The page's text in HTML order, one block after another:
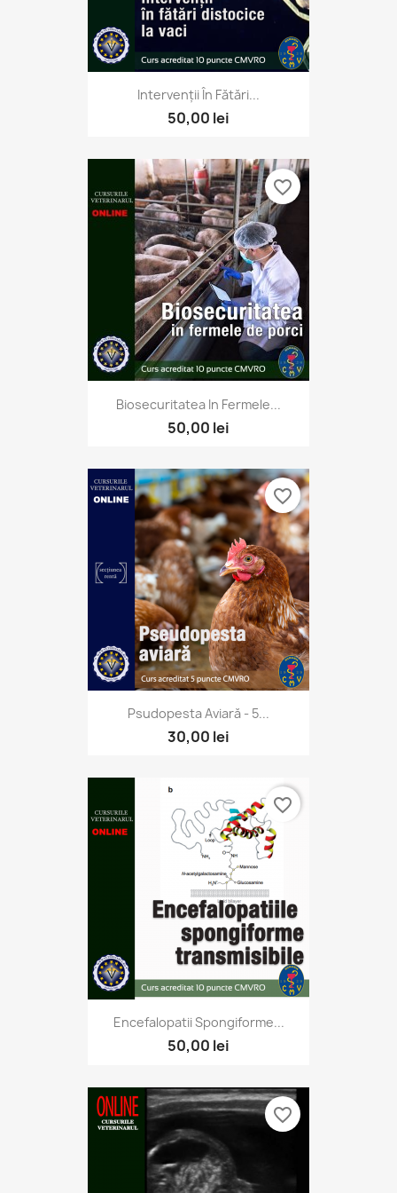
Intervenții În Fătări...
50,00 lei
Biosecuritatea In Fermele...
50,00 lei
favorite_border
Psudopesta Aviară - 5...
30,00 lei
favorite_border
Encefalopatii Spongiforme...
50,00 lei
favorite_border
favorite_border